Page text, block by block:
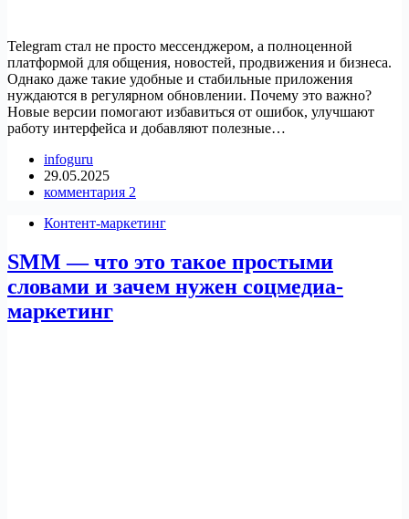
Telegram стал не просто мессенджером, а полноценной
платформой для общения, новостей, продвижения и бизнеса.
Однако даже такие удобные и стабильные приложения
нуждаются в регулярном обновлении. Почему это важно?
Новые версии помогают избавиться от ошибок, улучшают
работу интерфейса и добавляют полезные…
infoguru
29.05.2025
комментария 2
Контент-маркетинг
SMM — что это такое простыми
словами и зачем нужен соцмедиа-
маркетинг